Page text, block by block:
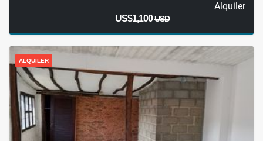
Alquiler
US$1,100USD
ALQUILER